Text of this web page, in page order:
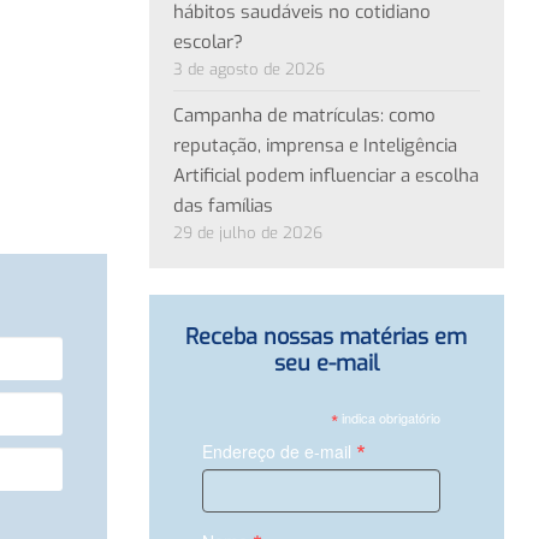
hábitos saudáveis no cotidiano
escolar?
3 de agosto de 2026
Campanha de matrículas: como
reputação, imprensa e Inteligência
Artificial podem influenciar a escolha
das famílias
29 de julho de 2026
Receba nossas matérias em
seu e-mail
* indica obrigatório
Endereço de e-mail *